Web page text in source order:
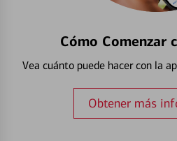
Cómo Comenzar
Vea cuánto puede hacer con la
Obtener más